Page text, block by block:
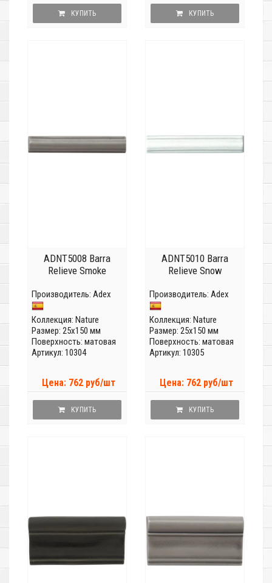
КУПИТЬ КУПИТЬ
ADNT5008 Barra
Relieve Smoke
Производитель: Adex
Коллекция: Nature
Размер: 25x150 мм
Поверхность: матовая
Артикул: 10304
Цена: 762 руб/шт
КУПИТЬ
ADNT5010 Barra
Relieve Snow
Производитель: Adex
Коллекция: Nature
Размер: 25x150 мм
Поверхность: матовая
Артикул: 10305
Цена: 762 руб/шт
КУПИТЬ